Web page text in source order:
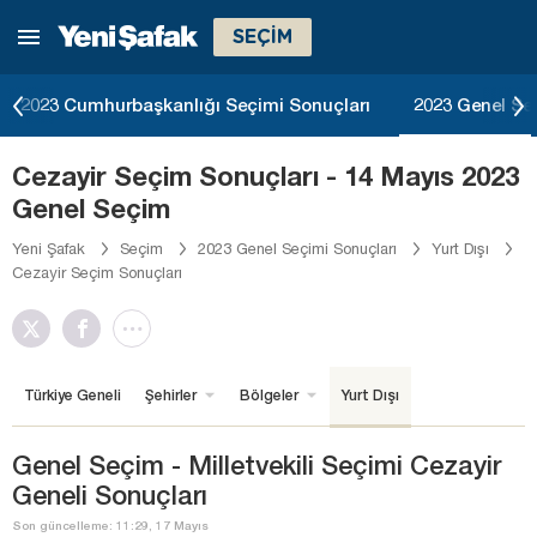
SEÇİM
2023 Cumhurbaşkanlığı Seçimi Sonuçları 2023 Genel
Cezayir Seçim Sonuçları - 14 Mayıs 2023
Genel Seçim
Yeni Şafak Seçim 2023 Genel Seçimi Sonuçları
Yurt Dışı
Cezayir Seçim Sonuçları
Türkiye Geneli Şehirler Bölgeler Yurt Dışı
Genel Seçim - Milletvekili Seçimi Cezayir
Geneli Sonuçları
Son güncelleme: 11:29, 17 Mayıs